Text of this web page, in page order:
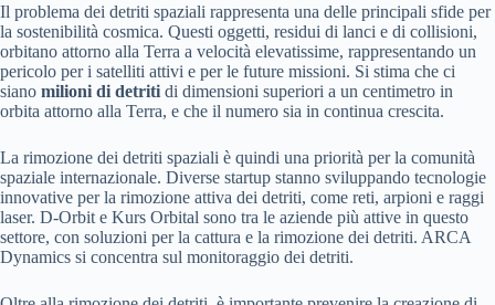
Il problema dei detriti spaziali rappresenta una delle principali sfide per
la sostenibilità cosmica. Questi oggetti, residui di lanci e di collisioni,
orbitano attorno alla Terra a velocità elevatissime, rappresentando un
pericolo per i satelliti attivi e per le future missioni. Si stima che ci
siano milioni di detriti di dimensioni superiori a un centimetro in
orbita attorno alla Terra, e che il numero sia in continua crescita.
La rimozione dei detriti spaziali è quindi una priorità per la comunità
spaziale internazionale. Diverse startup stanno sviluppando tecnologie
innovative per la rimozione attiva dei detriti, come reti, arpioni e raggi
laser. D-Orbit e Kurs Orbital sono tra le aziende più attive in questo
settore, con soluzioni per la cattura e la rimozione dei detriti. ARCA
Dynamics si concentra sul monitoraggio dei detriti.